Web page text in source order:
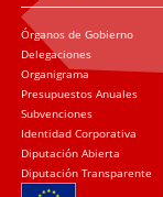
Órganos de Gobierno
Delegaciones
Organigrama
Presupuestos Anuales
Subvenciones
Identidad Corporativa
Diputación Abierta
Diputación Transparente